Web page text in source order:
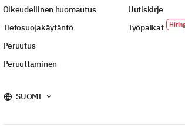
Oikeudellinen huomautus
Tietosuojakäytäntö
Peruutus
Peruuttaminen
Uutiskirje
Työpaikat
SUOMI